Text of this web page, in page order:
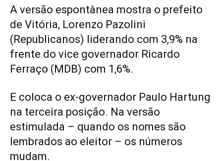
A versão espontânea mostra o prefeito
de Vitória, Lorenzo Pazolini
(Republicanos) liderando com 3,9% na
frente do vice governador Ricardo
Ferraço (MDB) com 1,6%.
E coloca o ex-governador Paulo Hartung
na terceira posição. Na versão
estimulada – quando os nomes são
lembrados ao eleitor – os números
mudam.